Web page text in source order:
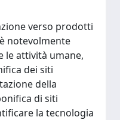
verso prodotti
notevolmente
le attività umane,
dei siti
della
di siti
la tecnologia